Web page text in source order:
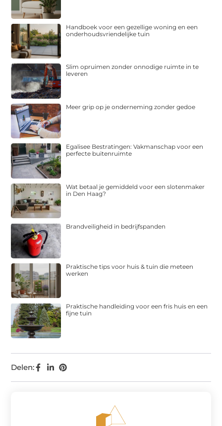
Delen:
onderhoudsvriendelijke tuin
leveren
perfecte buitenruimte
in Den Haag?
werken
fijne tuin